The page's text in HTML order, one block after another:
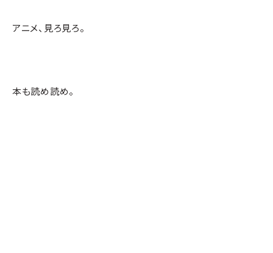
アニメ、見ろ見ろ。
本も読め読め。